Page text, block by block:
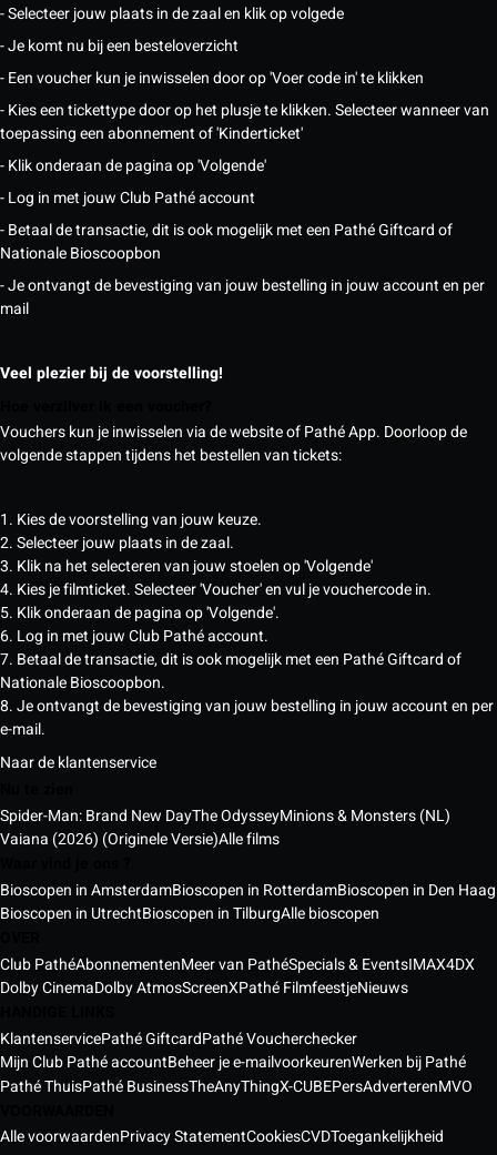
- Selecteer jouw plaats in de zaal en klik op volgede
- Je komt nu bij een besteloverzicht
- Een voucher kun je inwisselen door op 'Voer code in' te klikken
- Kies een tickettype door op het plusje te klikken. Selecteer wanneer van
toepassing een abonnement of 'Kinderticket'
- Klik onderaan de pagina op 'Volgende'
- Log in met jouw Club Pathé account
- Betaal de transactie, dit is ook mogelijk met een Pathé Giftcard of
Nationale Bioscoopbon
- Je ontvangt de bevestiging van jouw bestelling in jouw account en per
mail
Veel plezier bij de voorstelling!
Vouchers kun je inwisselen via de website of Pathé App. Doorloop de
volgende stappen tijdens het bestellen van tickets:
1. Kies de voorstelling van jouw keuze.
2. Selecteer jouw plaats in de zaal.
3. Klik na het selecteren van jouw stoelen op 'Volgende'
4. Kies je filmticket. Selecteer 'Voucher' en vul je vouchercode in.
5. Klik onderaan de pagina op 'Volgende'.
6. Log in met jouw Club Pathé account.
7. Betaal de transactie, dit is ook mogelijk met een Pathé Giftcard of
Nationale Bioscoopbon.
8. Je ontvangt de bevestiging van jouw bestelling in jouw account en per
e-mail.
Naar de klantenservice
Spider-Man: Brand New DayThe OdysseyMinions & Monsters (NL)
Vaiana (2026) (Originele Versie)Alle films
Bioscopen in AmsterdamBioscopen in RotterdamBioscopen in Den Haag
Bioscopen in UtrechtBioscopen in TilburgAlle bioscopen
Club PathéAbonnementenMeer van PathéSpecials & EventsIMAX4DX
Dolby CinemaDolby AtmosScreenXPathé FilmfeestjeNieuws
KlantenservicePathé GiftcardPathé Voucherchecker
Mijn Club Pathé accountBeheer je e-mailvoorkeurenWerken bij Pathé
Pathé ThuisPathé BusinessTheAnyThingX-CUBEPersAdverterenMVO
Alle voorwaardenPrivacy StatementCookiesCVDToegankelijkheid